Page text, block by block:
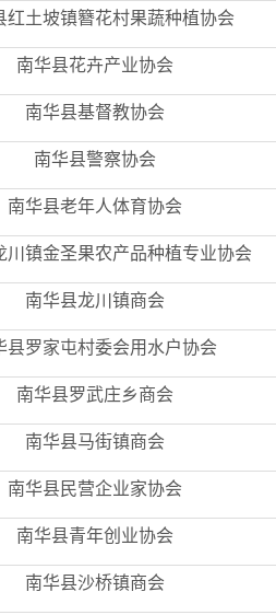
红土坡镇簪花村果蔬种植协会
南华县花卉产业协会
南华县基督教协会
南华县警察协会
南华县老年人体育协会
川镇金圣果农产品种植专业协会
南华县龙川镇商会
县罗家屯村委会用水户协会
南华县罗武庄乡商会
南华县马街镇商会
南华县民营企业家协会
南华县青年创业协会
南华县沙桥镇商会